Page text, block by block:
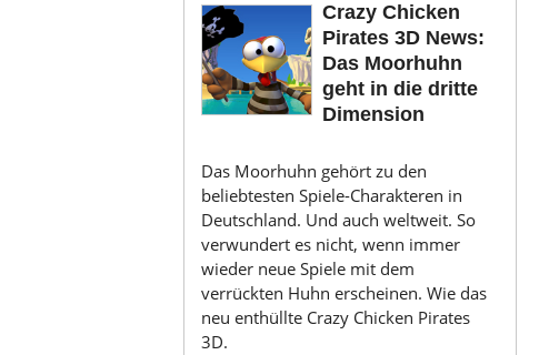
Crazy Chicken
Pirates 3D News:
Das Moorhuhn
geht in die dritte
Dimension
Das Moorhuhn gehört zu den
beliebtesten Spiele-Charakteren in
Deutschland. Und auch weltweit. So
verwundert es nicht, wenn immer
wieder neue Spiele mit dem
verrückten Huhn erscheinen. Wie das
neu enthüllte Crazy Chicken Pirates
3D.